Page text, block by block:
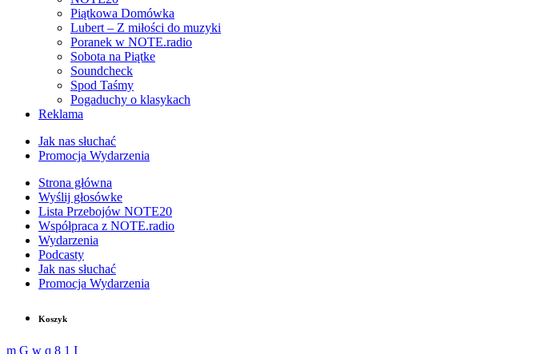
Piątkowa Domówka
Lubert – Z miłości do muzyki
Poranek w NOTE.radio
Sobota na Piątke
Soundcheck
Spod Taśmy
Pogaduchy o klasykach
Reklama
Jak nas słuchać
Promocja Wydarzenia
Strona główna
Wyślij głosówke
Lista Przebojów NOTE20
Współpraca z NOTE.radio
Wydarzenia
Podcasty
Jak nas słuchać
Promocja Wydarzenia
Koszyk